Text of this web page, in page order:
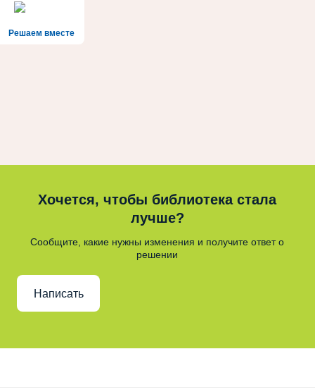
Решаем вместе
Хочется, чтобы библиотека стала
лучше?
Сообщите, какие нужны изменения и получите ответ о
решении
Написать